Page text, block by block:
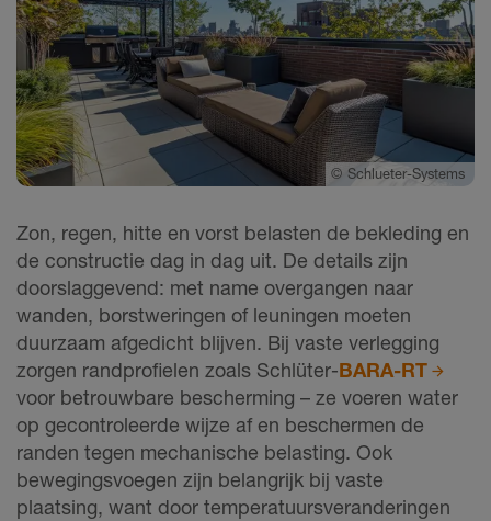
© Schlueter-Systems
Zon, regen, hitte en vorst belasten de bekleding en
de constructie dag in dag uit. De details zijn
doorslaggevend: met name overgangen naar
wanden, borstweringen of leuningen moeten
duurzaam afgedicht blijven. Bij vaste verlegging
zorgen randprofielen zoals Schlüter-BARA-RT
voor betrouwbare bescherming – ze voeren water
op gecontroleerde wijze af en beschermen de
randen tegen mechanische belasting. Ook
bewegingsvoegen zijn belangrijk bij vaste
plaatsing, want door temperatuursveranderingen